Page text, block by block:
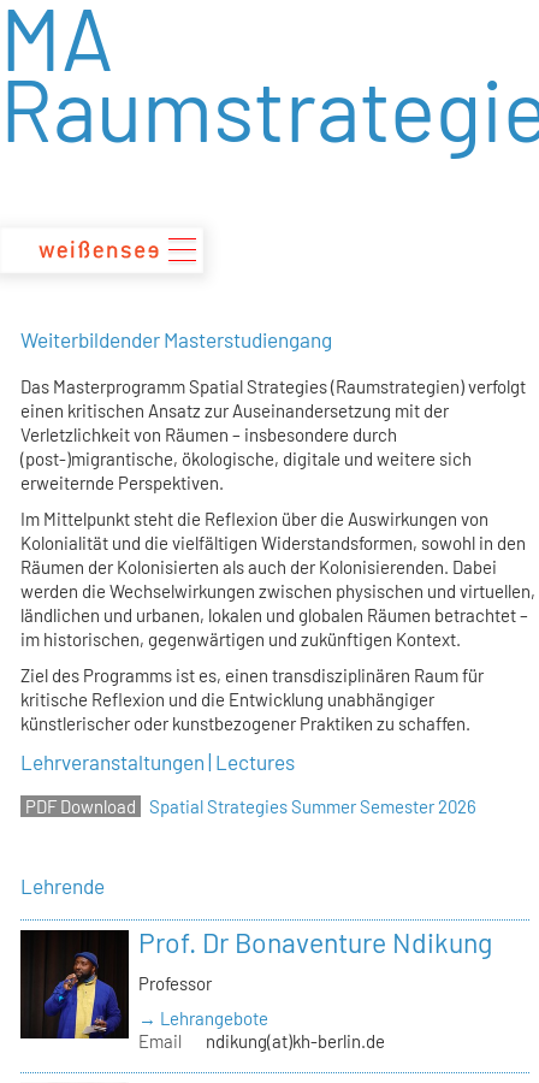
zum
Inhalt
MA
Weiterbildender Masterstudiengang
Das Masterprogramm Spatial Strategies (Raumstrategien) verfolgt
einen kritischen Ansatz zur Auseinandersetzung mit der
Verletzlichkeit von Räumen – insbesondere durch
(post-)migrantische, ökologische, digitale und weitere sich
erweiternde Perspektiven.
Im Mittelpunkt steht die Reflexion über die Auswirkungen von
Kolonialität und die vielfältigen Widerstandsformen, sowohl in den
Räumen der Kolonisierten als auch der Kolonisierenden. Dabei
werden die Wechselwirkungen zwischen physischen und virtuellen,
ländlichen und urbanen, lokalen und globalen Räumen betrachtet –
im historischen, gegenwärtigen und zukünftigen Kontext.
Ziel des Programms ist es, einen transdisziplinären Raum für
kritische Reflexion und die Entwicklung unabhängiger
künstlerischer oder kunstbezogener Praktiken zu schaffen.
Lehrveranstaltungen | Lectures
Spatial Strategies Summer Semester 2026
Lehrende
Prof. Dr Bonaventure Ndikung
Professor
→ Lehrangebote
Email
ndikung(at)kh-berlin.de